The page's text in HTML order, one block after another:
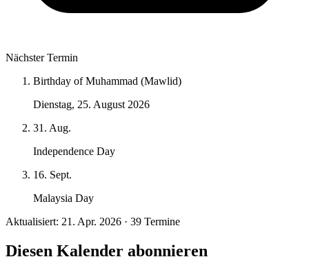
Nächster Termin
Birthday of Muhammad (Mawlid)
Dienstag, 25. August 2026
31. Aug.
Independence Day
16. Sept.
Malaysia Day
Aktualisiert: 21. Apr. 2026 · 39 Termine
Diesen Kalender abonnieren